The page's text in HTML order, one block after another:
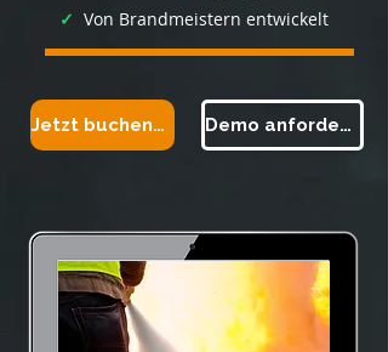
✓ Von Brandmeistern entwickelt
Jetzt buchen ➜ Demo anfordern